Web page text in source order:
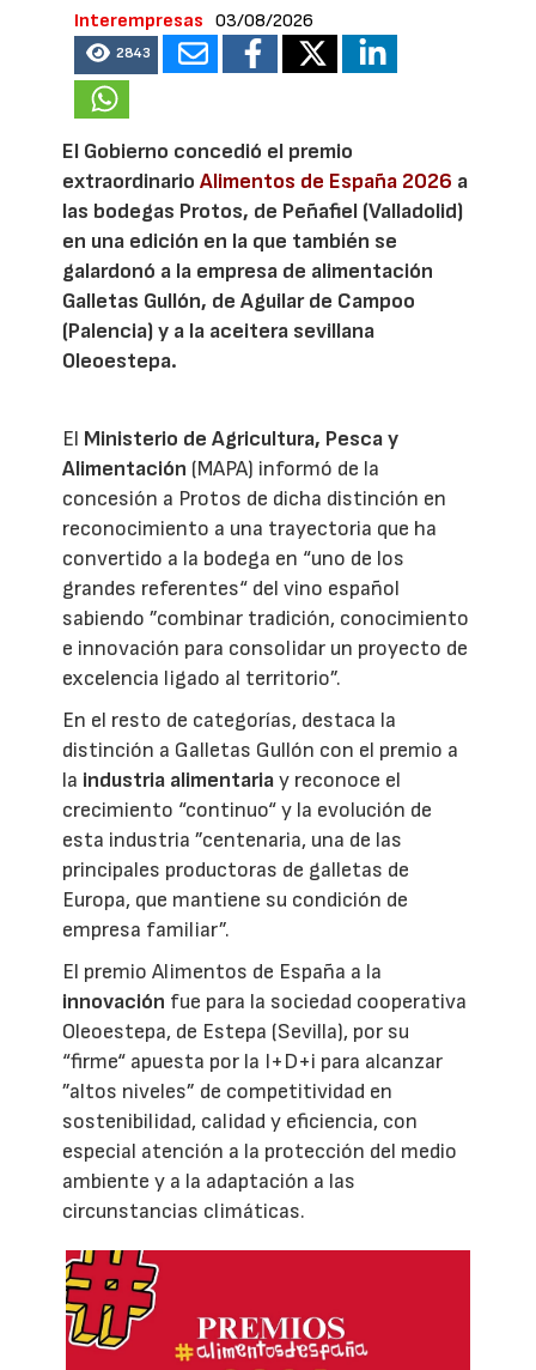
Interempresas
03/08/2026
2843
El Gobierno concedió el premio
extraordinarioAlimentos de España 2026 a
las bodegas Protos, de Peñafiel (Valladolid)
en una edición en la que también se
galardonó a la empresa de alimentación
Galletas Gullón, de Aguilar de Campoo
(Palencia) y a la aceitera sevillana
Oleoestepa.
El Ministerio de Agricultura, Pesca y
Alimentación (MAPA) informó de la
concesión a Protos de dicha distinción en
reconocimiento a una trayectoria que ha
convertido a la bodega en “uno de los
grandes referentes“ del vino español
sabiendo ”combinar tradición, conocimiento
e innovación para consolidar un proyecto de
excelencia ligado al territorio”.
En el resto de categorías, destaca la
distinción a Galletas Gullón con el premio a
la industria alimentariay reconoce el
crecimiento “continuo“ y la evolución de
esta industria ”centenaria, una de las
principales productoras de galletas de
Europa, que mantiene su condición de
empresa familiar”.
El premio Alimentos de España a la
innovación fue para la sociedad cooperativa
Oleoestepa, de Estepa (Sevilla), por su
“firme“ apuesta por la I+D+i para alcanzar
”altos niveles” de competitividad en
sostenibilidad, calidad y eficiencia, con
especial atención a la protección del medio
ambiente y a la adaptación a las
circunstancias climáticas.